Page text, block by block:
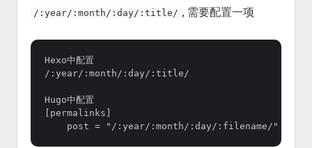
/:year/:month/:day/:title/ , 需要配置一项
Hexo中配置
/:year/:month/:day/:title/
Hugo中配置
[permalinks]